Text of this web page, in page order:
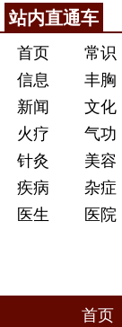
站内直通车
首页 常识
信息
丰胸
新闻
文化
火疗
气功
针灸
美容
疾病
杂症
医生
医院
首页